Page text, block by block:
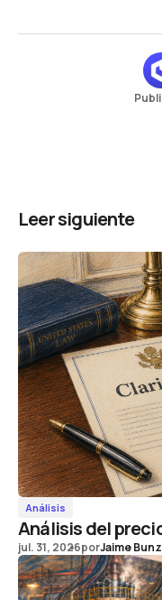
Leer siguiente
Análisis
Análisis del
jul. 31, 2026porJaime